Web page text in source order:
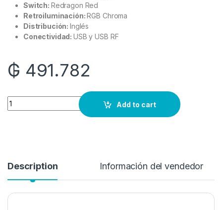
Switch: Redragon Red
Retroiluminación:RGB Chroma
Distribución:Inglés
Conectividad:USB y USB RF
₲ 491.782
Quantity
Add to cart
Description Información del vendedor